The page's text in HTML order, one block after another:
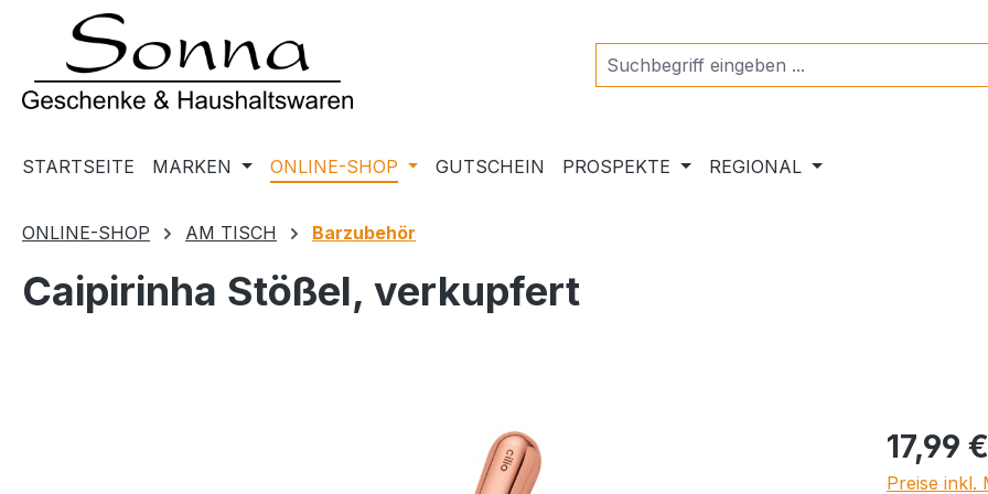
Hauptinhalt springen
Zur Suche springen
Zur Hauptnavigation springen
STARTSEITE MARKEN ONLINE-SHOP GUTSCHEIN PROSPEKTE REGIONAL
ONLINE-SHOP AM TISCH Barzubehör
Caipirinha Stößel, verkupfert
Regulärer
17,99 €
Preise inkl.